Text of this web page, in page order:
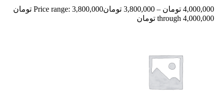
4,000,000 تومان –
3,800,000 تومان
Price range: 3,800,000 تومان
through 4,000,000 تومان